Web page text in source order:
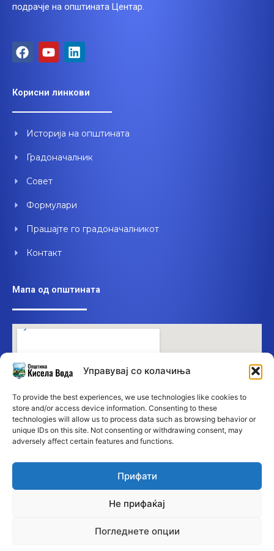
Управувај со колачиња
To provide the best experiences, we use technologies like cookies to
store and/or access device information. Consenting to these
technologies will allow us to process data such as browsing behavior or
unique IDs on this site. Not consenting or withdrawing consent, may
adversely affect certain features and functions.
Прифати
Не прифаќај
Погледнете опции
подрачје на општината Центар.
F
a
b
o
k
Y
o
u
b
L
i
e
d
n
Корисни линкови
Историја на општината
Градоначалник
Совет
Формулари
Прашајте го градоначалникот
Контакт
Мапа од општината